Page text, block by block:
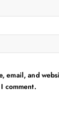
email, and
comment.